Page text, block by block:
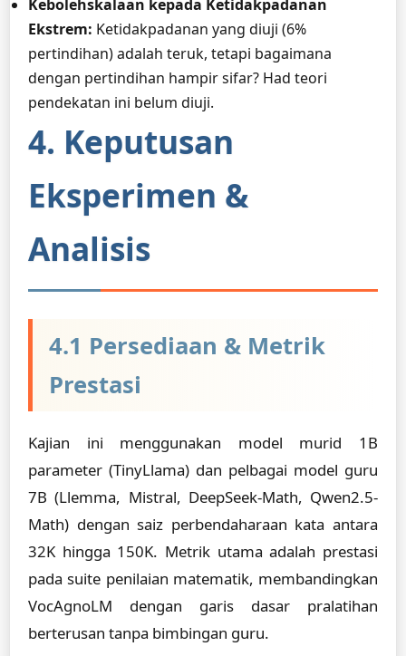
Kebolehskalaan kepada Ketidakpadanan
Ekstrem: Ketidakpadanan yang diuji (6%
pertindihan) adalah teruk, tetapi bagaimana
dengan pertindihan hampir sifar? Had teori
pendekatan ini belum diuji.
4. Keputusan
Eksperimen &
Analisis
4.1 Persediaan & Metrik
Prestasi
Kajian ini menggunakan model murid 1B
parameter (TinyLlama) dan pelbagai model guru
7B (Llemma, Mistral, DeepSeek-Math, Qwen2.5-
Math) dengan saiz perbendaharaan kata antara
32K hingga 150K. Metrik utama adalah prestasi
pada suite penilaian matematik, membandingkan
VocAgnoLM dengan garis dasar pralatihan
berterusan tanpa bimbingan guru.